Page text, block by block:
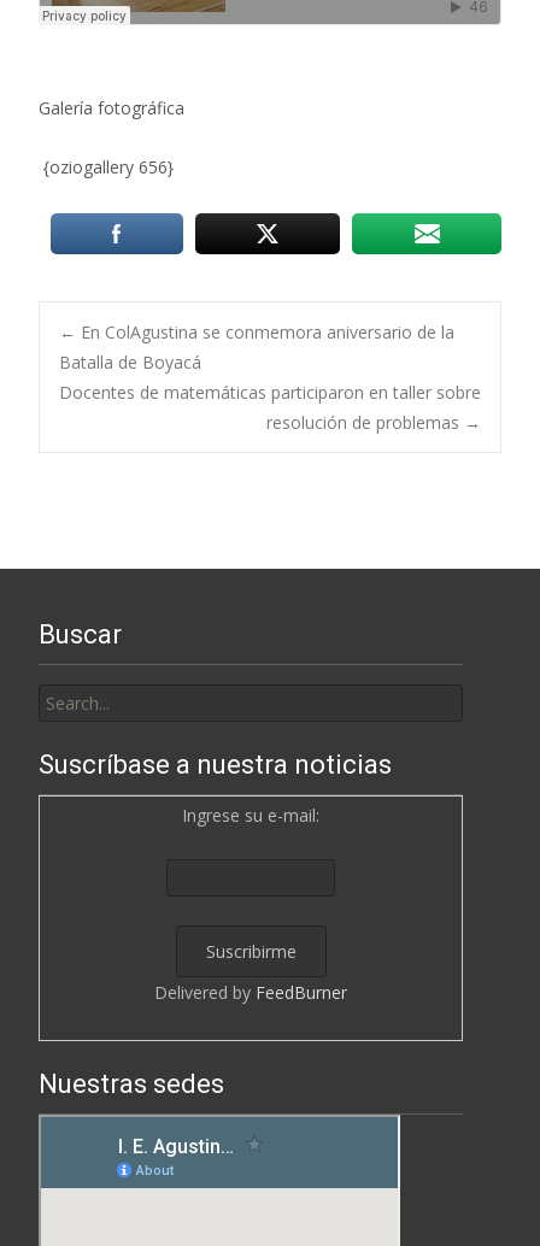
Galería fotográfica
{oziogallery 656}
Post
navigation
← En ColAgustina se conmemora aniversario de la
Batalla de Boyacá
Docentes de matemáticas participaron en taller sobre
resolución de problemas →
Buscar
for:
Suscríbase a nuestra noticias
Ingrese su e-mail:
Delivered by FeedBurner
Nuestras sedes